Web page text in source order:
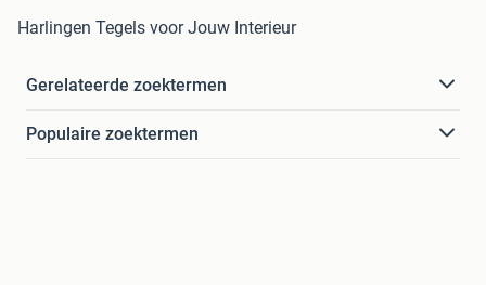
Harlingen Tegels voor Jouw Interieur
Gerelateerde zoektermen
Populaire zoektermen